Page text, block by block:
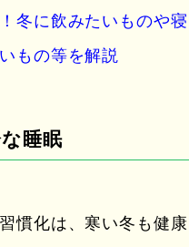
冬に飲みたいものや寝
もの等を解説
睡眠
慣化は、寒い冬も健康